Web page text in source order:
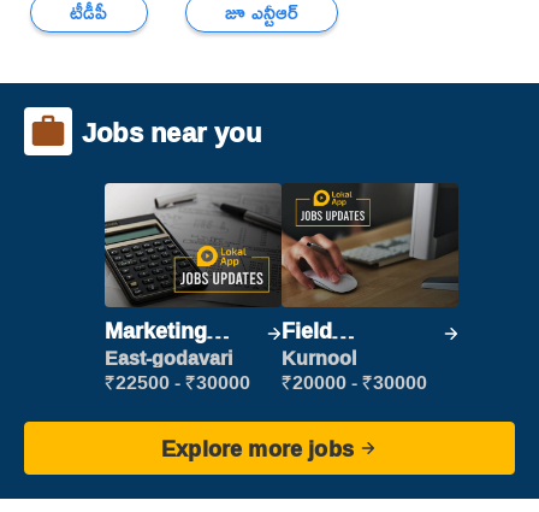
టీడీపీ జూ ఎన్టీఆర్
Jobs near you
Marketing
Executive
East-godavari
₹22500 - ₹30000
Field
Marketing
Executive
Kurnool
₹20000 - ₹30000
Explore more jobs